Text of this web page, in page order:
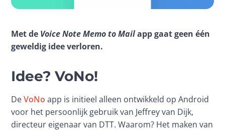
Met de Voice Note Memo to Mail app gaat geen één
geweldig idee verloren.
Idee? VoNo!
De VoNo app is initieel alleen ontwikkeld op Android
voor het persoonlijk gebruik van Jeffrey van Dijk,
directeur eigenaar van DTT. Waarom? Het maken van